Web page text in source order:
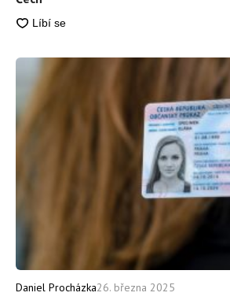
Daniel Procházka26. března 2025